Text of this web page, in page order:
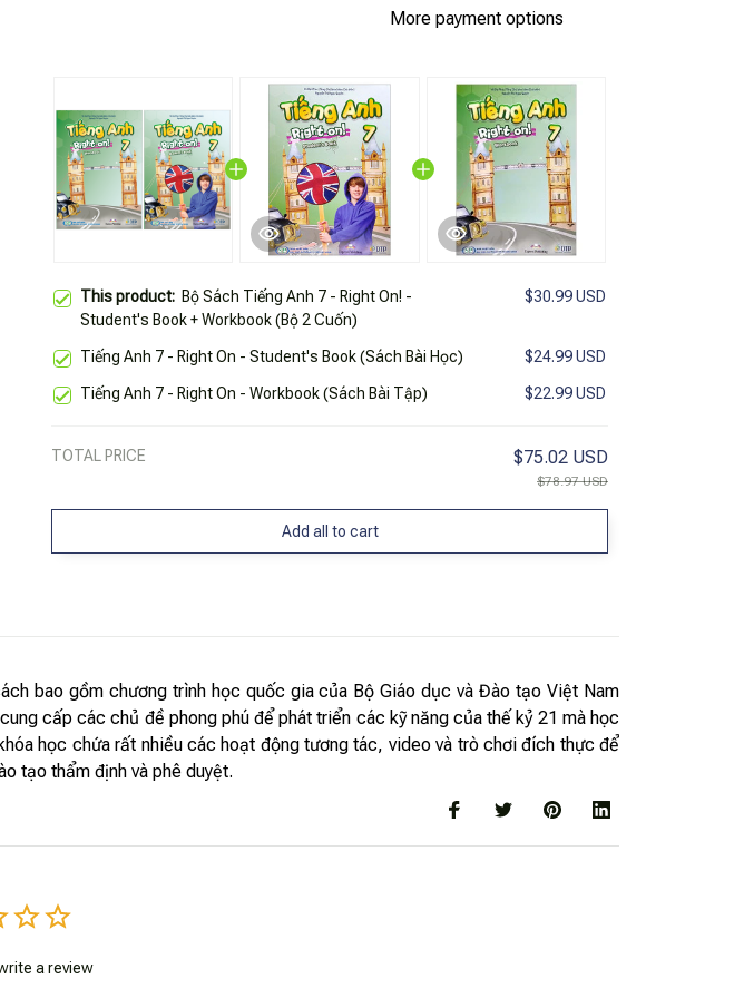
More payment options
This product: Bộ Sách Tiếng Anh 7 - Right On! -
Student's Book + Workbook (Bộ 2 Cuốn)
$30.99 USD
Tiếng Anh 7 - Right On - Student's Book (Sách Bài Học) $24.99 USD
Tiếng Anh 7 - Right On - Workbook (Sách Bài Tập) $22.99 USD
TOTAL PRICE $75.02 USD
$78.97 USD
Add all to cart
bao gồm chương trình học quốc gia của Bộ Giáo dục và Đào tạo Việt Nam
cấp các chủ đề phong phú để phát triển các kỹ năng của thế kỷ 21 mà học
học chứa rất nhiều các hoạt động tương tác, video và trò chơi đích thực để
tạo thẩm định và phê duyệt.
a review